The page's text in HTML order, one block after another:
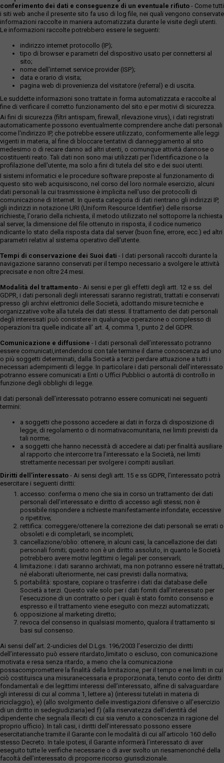
conferimento dei dati e conseguenze di un eventuale rifiuto - Come tutti
i siti web anche il presente sito fa uso di log file, nei quali vengono conservate
informazioni raccolte in maniera automatizzata durante le visite degli utenti.
Le informazioni raccolte potrebbero essere le seguenti:
indirizzo internet protocollo (IP);
tipo di browser e parametri del dispositivo usato per connettersi al
sito;
nome dell'internet service provider (ISP);
data e orario di visita;
pagina web di provenienza del visitatore (referral) e di uscita.
Le suddette informazioni sono trattate in forma automatizzata e raccolte al
fine di verificare il corretto funzionamento del sito e per motivi di sicurezza.
Ai fini di sicurezza (filtri antispam, firewall, rilevazione virus), i dati registrati
automaticamente possono eventualmente comprendere anche dati personali
come l'indirizzo IP, che potrebbe essere utilizzato, conformemente alle leggi
vigenti in materia, al fine di bloccare tentativi di danneggiamento al sito
medesimo o di recare danno ad altri utenti, o comunque attività dannose o
costituenti reato. Tali dati non sono mai utilizzati per l'identificazione o la
profilazione dell'utente, ma solo a fini di tutela del sito e dei suoi utenti.
I sistemi informatici e le procedure software preposte al funzionamento di
questo sito web acquisiscono, nel corso del loro normale esercizio, alcuni
dati personali la cui trasmissione è implicita nell'uso dei protocolli di
comunicazione di Internet. In questa categoria di dati rientrano gli indirizzi IP,
gli indirizzi in notazione URI (Uniform Resource Identifier) delle risorse
richieste, l'orario della richiesta, il metodo utilizzato nel sottoporre la richiesta
al server, la dimensione del file ottenuto in risposta, il codice numerico
ndicante lo stato della risposta data dal server (buon fine, errore, ecc.) ed altri
parametri relativi al sistema operativo dell'utente.
Tempi di conservazione dei Suoi dati - I dati personali raccolti durante la
navigazione saranno conservati per il tempo necessario a svolgere le attività
precisate e non oltre 24 mesi.
Modalità del trattamento - Ai sensi e per gli effetti degli artt. 12 e ss. del
GDPR, i dati personali degli interessati saranno registrati, trattati e conservati
presso gli archivi elettronici delle Società, adottando misure tecniche e
organizzative volte alla tutela dei dati stessi. Il trattamento dei dati personali
degli interessati può consistere in qualunque operazione o complesso di
operazioni tra quelle indicate all' art. 4, comma 1, punto 2 del GDPR.
Comunicazione e diffusione - I dati personali dell’interessato potranno
essere comunicati,intendendosi con tale termine il darne conoscenza ad uno
o più soggetti determinati, dalla Società a terzi perdare attuazione a tutti i
necessari adempimenti di legge. In particolare i dati personali dell’interessato
potranno essere comunicati a Enti o Uffici Pubblici o autorità di controllo in
funzione degli obblighi di legge.
I dati personali dell’interessato potranno essere comunicati nei seguenti
termini:
a soggetti che possono accedere ai dati in forza di disposizione di
legge, di regolamento o di normativacomunitaria, nei limiti previsti da
tali norme;
a soggetti che hanno necessità di accedere ai dati per finalità ausiliare
al rapporto che intercorre tra l’interessato e la Società, nei limiti
strettamente necessari per svolgere i compiti ausiliari.
Diritti dell’interessato - Ai sensi degli artt. 15 e ss GDPR, l’interessato potrà
esercitare i seguenti diritti:
accesso: conferma o meno che sia in corso un trattamento dei dati
personali dell’interessato e diritto di accesso agli stessi; non è
possibile rispondere a richieste manifestamente infondate, eccessive
o ripetitive;
rettifica: correggere/ottenere la correzione dei dati personali se errati o
obsoleti e di completarli, se incompleti;
cancellazione/oblio: ottenere, in alcuni casi, la cancellazione dei dati
personali forniti; questo non è un diritto assoluto, in quanto le Società
potrebbero avere motivi legittimi o legali per conservarli;
limitazione: i dati saranno archiviati, ma non potranno essere né trattati,
né elaborati ulteriormente, nei casi previsti dalla normativa;
portabilità: spostare, copiare o trasferire i dati dai database delle
Società a terzi. Questo vale solo per i dati forniti dall’interessato per
l’esecuzione di un contratto o per i quali è stato fornito consenso e
espresso e il trattamento viene eseguito con mezzi automatizzati;
opposizione al marketing diretto;
revoca del consenso in qualsiasi momento, qualora il trattamento si
basi sul consenso.
Ai sensi dell’art. 2-undicies del D.Lgs. 196/2003 l’esercizio dei diritti
dell’interessato può essere ritardato,limitato o escluso, con comunicazione
motivata e resa senza ritardo, a meno che la comunicazione
possacompromettere la finalità della limitazione, per il tempo e nei limiti in cui
ciò costituisca una misuranecessaria e proporzionata, tenuto conto dei diritti
fondamentali e dei legittimi interessi dell’interessato, alfine di salvaguardare
gli interessi di cui al comma 1, lettere a) (interessi tutelati in materia di
riciclaggio), e) (allo svolgimento delle investigazioni difensive o all’esercizio
di un diritto in sedegiudiziaria)ed f) (alla riservatezza dell’identità del
dipendente che segnala illeciti di cui sia venuto a conoscenza in ragione del
proprio ufficio). In tali casi, i diritti dell’interessato possono essere
esercitatianche tramite il Garante con le modalità di cui all’articolo 160 dello
stesso Decreto. In tale ipotesi, il Garante informerà l’interessato di aver
eseguito tutte le verifiche necessarie o di aver svolto un riesamenonché della
facoltà dell’interessato di proporre ricorso giurisdizionale.